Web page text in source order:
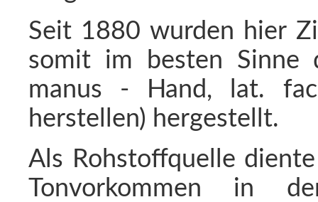
Seit 1880 wurden hier
somit im besten Sinne
manus - Hand, lat.
herstellen) hergestellt.
Als Rohstoffquelle
Tonvorkommen in